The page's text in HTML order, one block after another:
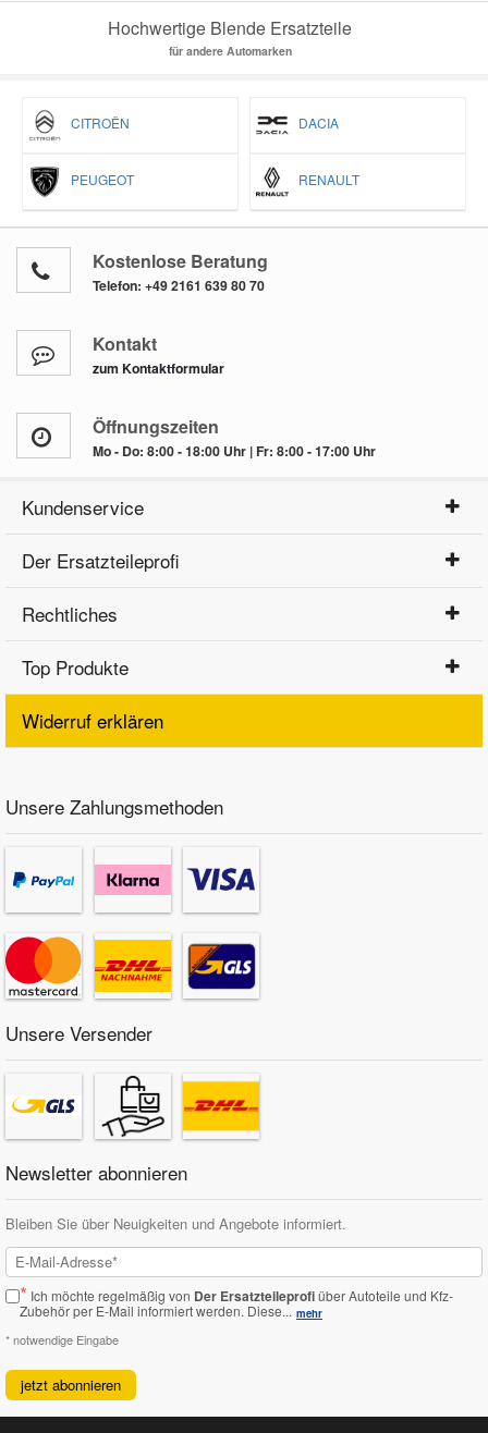
Hochwertige Blende Ersatzteile
für andere Automarken
CITROËN DACIA
PEUGEOT RENAULT
Kostenlose Beratung
Telefon: +49 2161 639 80 70
Kontakt
zum Kontaktformular
Öffnungszeiten
Mo - Do: 8:00 - 18:00 Uhr | Fr: 8:00 - 17:00 Uhr
Kundenservice
Der Ersatzteileprofi
Rechtliches
Top Produkte
Widerruf erklären
Unsere Zahlungsmethoden
Unsere Versender
Newsletter abonnieren
Bleiben Sie über Neuigkeiten und Angebote informiert.
* Ich möchte regelmäßig von Der Ersatzteileprofiüber Autoteile und Kfz-
Zubehör per E-Mail informiert werden. Diese... mehr
* notwendige Eingabe
jetzt abonnieren